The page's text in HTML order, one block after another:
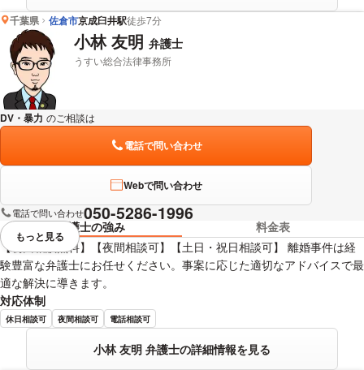
千葉県 佐倉市京成臼井駅徒歩7分
小林 友明 弁護士
うすい総合法律事務所
DV・暴力 のご相談は
電話で問い合わせ
Webで問い合わせ
電話で問い合わせ050-5286-1996
弁護士の強み
料金表
【初回相談無料】【夜間相談可】【土日・祝日相談可】 離婚事件は経
験豊富な弁護士にお任せください。事案に応じた適切なアドバイスで最
適な解決に導きます。
対応体制
休日相談可 夜間相談可 電話相談可
小林 友明 弁護士の詳細情報を見る
視覚的に省略されている要素を
もっと見る